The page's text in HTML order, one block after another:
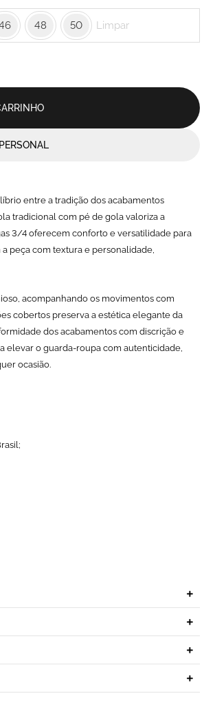
48 50 Limpar
entre a tradição dos acabamentos
tradicional com pé de gola valoriza a
3/4 oferecem conforto e versatilidade para
peça com textura e personalidade,
acompanhando os movimentos com
cobertos preserva a estética elegante da
dos acabamentos com discrição e
elevar o guarda-roupa com autenticidade,
ocasião.